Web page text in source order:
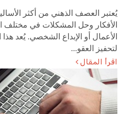
يُعتبر العصف الذهني من أكثر
الأفكار وحل المشكلات في مختلف
الأعمال أو الإبداع الشخصي. يُعد هذا
لتحفيز العقو...
اقرأ المقال